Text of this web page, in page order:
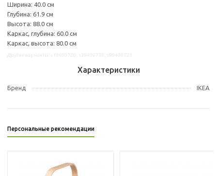
Ширина: 40.0 см
Глубина: 61.9 см
Высота: 88.0 см
Каркас, глубина: 60.0 см
Каркас, высота: 80.0 см
Характеристики
Бренд IKEA
Персональные рекомендации